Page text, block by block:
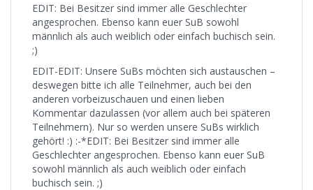
EDIT: Bei Besitzer sind immer alle Geschlechter
angesprochen. Ebenso kann euer SuB sowohl
männlich als auch weiblich oder einfach buchisch sein.
;)
EDIT-EDIT: Unsere SuBs möchten sich austauschen –
deswegen bitte ich alle Teilnehmer, auch bei den
anderen vorbeizuschauen und einen lieben
Kommentar dazulassen (vor allem auch bei späteren
Teilnehmern). Nur so werden unsere SuBs wirklich
gehört! :) :-*EDIT: Bei Besitzer sind immer alle
Geschlechter angesprochen. Ebenso kann euer SuB
sowohl männlich als auch weiblich oder einfach
buchisch sein. ;)